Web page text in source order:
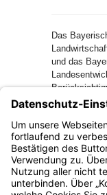
Das
und das
Bayern.de